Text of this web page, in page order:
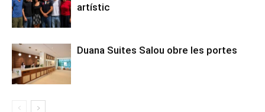
artístic
Duana Suites Salou obre les portes